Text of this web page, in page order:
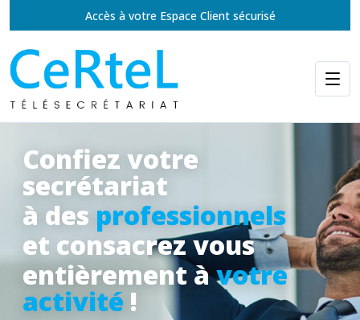
Accès à votre Espace Client sécurisé
Confiez votre
secrétariat
à des professionnels
et consacrez vous
entièrement àvotre
activité !